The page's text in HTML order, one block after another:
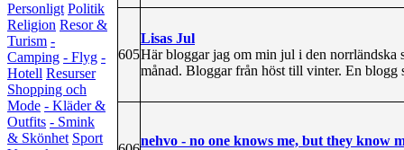
Personligt Politik
Religion Resor &
Turism -
Camping - Flyg -
Hotell Resurser
Shopping och
Mode - Kläder &
Outfits - Smink
& Skönhet Sport
605
Lisas Jul
Här bloggar jag om min jul i den norrländska
månad. Bloggar från höst till vinter. En blogg
nehvo - no one knows me, but they know